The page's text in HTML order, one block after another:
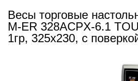
Весы торговые
M-ER 328ACPX-6.1
1гр, 325х230, с